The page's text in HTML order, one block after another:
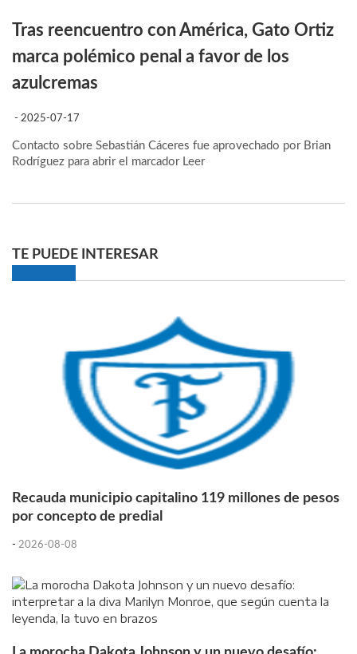
Tras reencuentro con América, Gato Ortiz
marca polémico penal a favor de los
azulcremas
- 2025-07-17
Contacto sobre Sebastián Cáceres fue aprovechado por Brian
Rodríguez para abrir el marcador Leer
TE PUEDE INTERESAR
Recauda municipio capitalino 119 millones de pesos
por concepto de predial
- 2026-08-08